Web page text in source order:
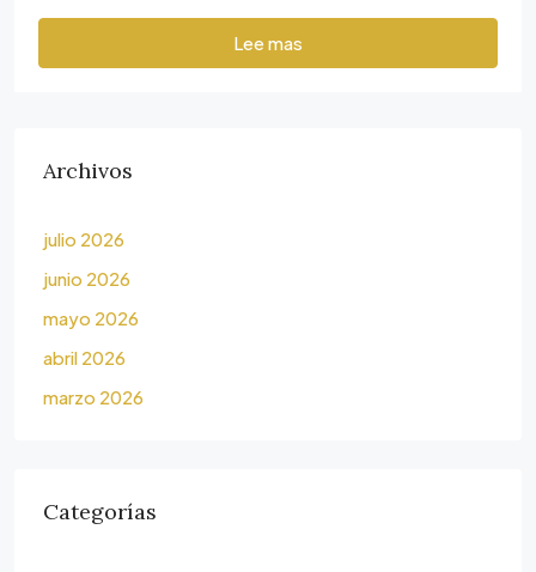
Lee mas
Archivos
julio 2026
junio 2026
mayo 2026
abril 2026
marzo 2026
Categorías